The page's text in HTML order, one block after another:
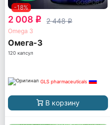
-18%
2 008 q 2 448q
Omega 3
Омега-3
120 капсул
GLS pharmaceuticals
В корзину